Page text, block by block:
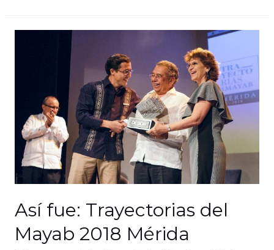
Así fue: Trayectorias del
Mayab 2018 Mérida